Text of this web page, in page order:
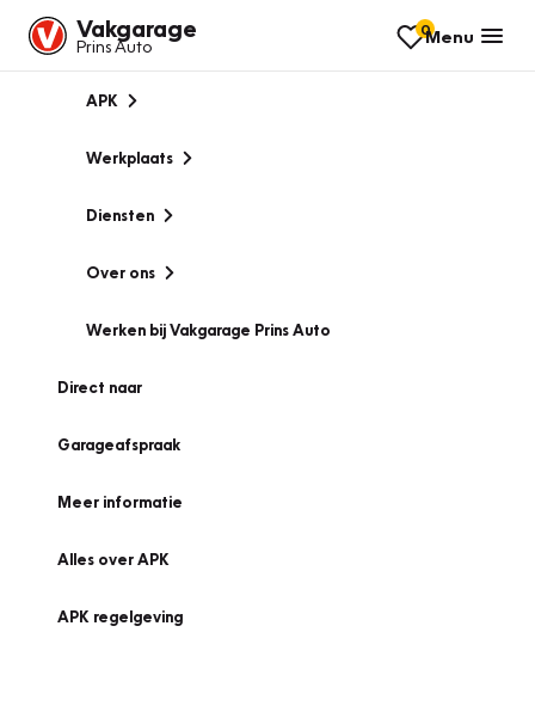
Vakgarage
Prins Auto
0Menu
APK
Werkplaats
Diensten
Over ons
Werken bij Vakgarage Prins Auto
Direct naar
Garageafspraak
Meer informatie
Alles over APK
APK regelgeving